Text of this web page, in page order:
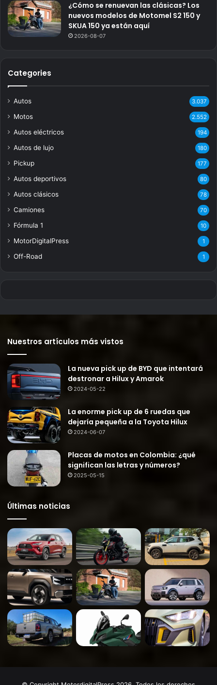
¿Cómo se renuevan las clásicas? Los
nuevos modelos de Motomel S2 150 y
SKUA 150 ya están aquí
2026-08-07
Categories
Autos 3.037
Motos 2.552
Autos eléctricos 194
Autos de lujo 180
Pickup 177
Autos deportivos 80
Autos clásicos 78
Camiones 70
Fórmula 1 10
MotorDigitalPress 1
Off-Road 1
Nuestros artículos más vistos
La nueva pick up de BYD que intentará
destronar a Hilux y Amarok
2024-05-22
La enorme pick up de 6 ruedas que
dejaría pequeña a la Toyota Hilux
2024-06-07
Placas de motos en Colombia: ¿qué
significan las letras y números?
2025-05-15
Últimas noticias